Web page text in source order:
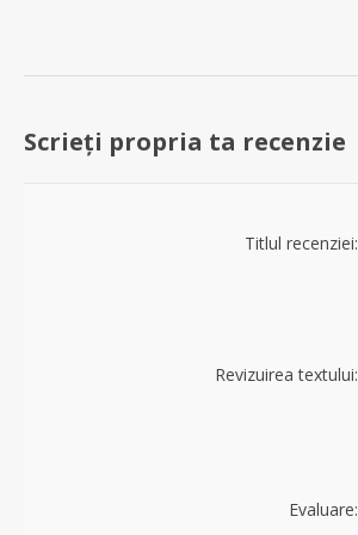
Scrieți propria ta recenzie
Titlul recenziei:
Revizuirea textului:
Evaluare: